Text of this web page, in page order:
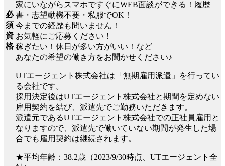
必
須
資
格
家にいながらスマホですぐにWEB面談ができる！履歴
書・志望動機不要・私服でOK！
今までの経歴も問いません！
お気軽にご応募ください！
稼ぎたい！休日が多い方がいい！など
あなたの希望の働き方をお聞かせください♪
UTエージェント株式会社は「無期雇用派遣」を行ってい
る会社です。
採用決定後はUTエージェント株式会社と期間を定めない
雇用契約を結び、派遣先でご勤務いただきます。
派遣元であるUTエージェント株式会社での正社員雇用と
なりますので、派遣先で働いていない期間が発生した場
合でも雇用契約は継続されます。
★平均年齢：38.2歳（2023/9/30時点、UTエージェント全